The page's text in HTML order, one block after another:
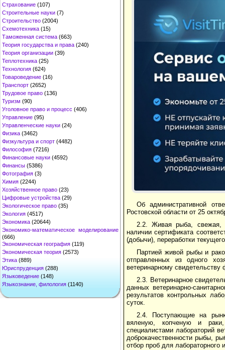
Страхование (107)
Строительные науки (7)
Строительство (2004)
Схемотехника (15)
Таможенная система (663)
Теория государства и права (240)
Теория организации (39)
Теплотехника (25)
Технология (624)
Товароведение (16)
Транспорт (2652)
Трудовое право (136)
Туризм (90)
Уголовное право и процесс (406)
Управление (95)
Управленческие науки (24)
Физика (3462)
Физкультура и спорт (4482)
Философия (7216)
Финансовые науки (4592)
Финансы (5386)
Фотография (3)
Химия (2244)
Хозяйственное право (23)
Цифровые устройства (29)
Экологическое право (35)
Экология (4517)
Экономика (20644)
Экономико-математическое моделирование
(666)
Экономическая география (119)
Экономическая теория (2573)
Этика (889)
Юриспруденция (288)
Языковедение (148)
Языкознание, филология (1140)
Об административной
Ростовской области от 25
2.2. Живая рыба, свежая,
наличии сертификата
(добычи), переработки
Партией живой рыбы и
отправленных из одного
ветеринарному
2.3. Ветеринарное
данных ветеринарно-
результатов контрольных
суток.
2.4. Поступающие на
вяленую, копченую и раки,
специалистами лабораторий
доброкачественности рыбы,
отбор проб для лабораторного